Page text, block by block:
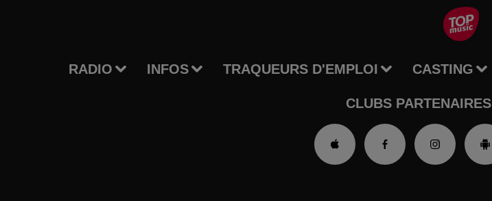
RADIO INFOS TRAQUEURS D'EMPLOI CASTING
CLUBS PARTENAIRES